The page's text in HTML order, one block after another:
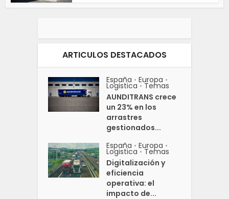
ARTICULOS DESTACADOS
España • Europa •
Logistica • Temas
AUNDITRANS crece
un 23% en los
arrastres
gestionados...
España • Europa •
Logistica • Temas
Digitalización y
eficiencia
operativa: el
impacto de...